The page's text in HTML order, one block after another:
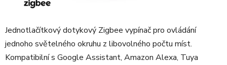
Jednotlačítkový dotykový Zigbee vypínač pro ovládání
jednoho světelného okruhu z libovolného počtu míst.
Kompatibilní s Google Assistant, Amazon Alexa, Tuya